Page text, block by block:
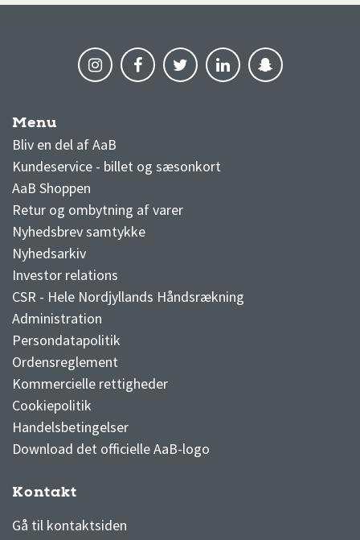
Menu
Bliv en del af AaB
Kundeservice - billet og sæsonkort
AaB Shoppen
Retur og ombytning af varer
Nyhedsbrev samtykke
Nyhedsarkiv
Investor relations
CSR - Hele Nordjyllands Håndsrækning
Administration
Persondatapolitik
Ordensreglement
Kommercielle rettigheder
Cookiepolitik
Handelsbetingelser
Download det officielle AaB-logo
Kontakt
Gå til kontaktsiden